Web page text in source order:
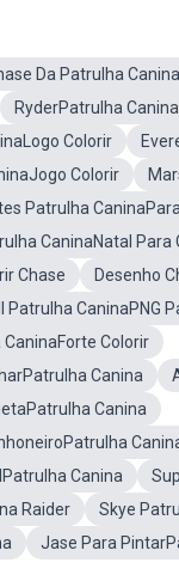
Da Patrulha
RyderPatrulha
Colorir
Colorir
Patrulha
CaninaNatal Para
Chase
Desenho
Patrulha CaninaPNG
Colorir
Canina
Canina
Canina
Raider
Skye
Jase Para